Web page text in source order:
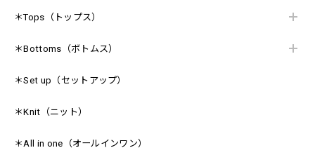
＊Tops（トップス）
＊Bottoms（ボトムス）
＊Set up（セットアップ）
＊Knit（ニット）
＊All in one（オールインワン）